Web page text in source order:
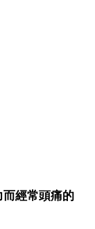
經常頭痛的